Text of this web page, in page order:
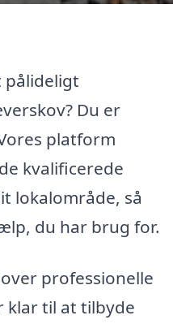
pålideligt
Du er
platform
kvalificerede
lokalområde, så
du har brug for.
professionelle
klar til at tilbyde